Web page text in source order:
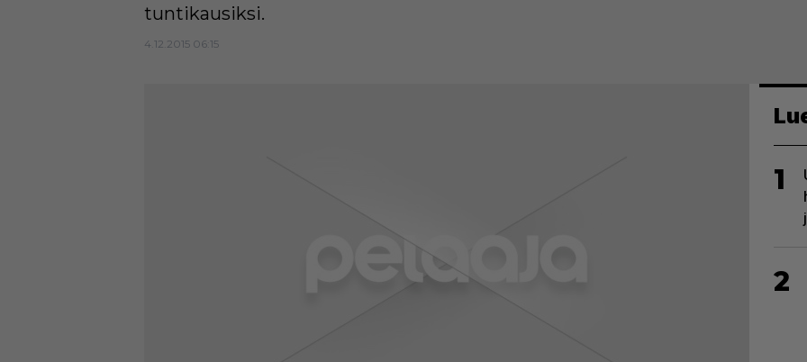
tuntikausiksi.
4.12.2015 06:15
1
2